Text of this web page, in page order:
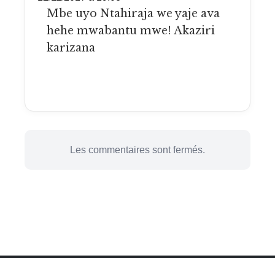
Mbe uyo Ntahiraja we yaje ava
hehe mwabantu mwe! Akaziri
karizana
Les commentaires sont fermés.